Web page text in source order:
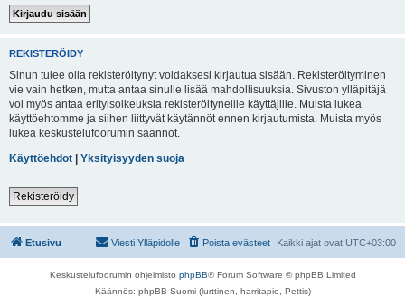
REKISTERÖIDY
Sinun tulee olla rekisteröitynyt voidaksesi kirjautua sisään. Rekisteröityminen
vie vain hetken, mutta antaa sinulle lisää mahdollisuuksia. Sivuston ylläpitäjä
voi myös antaa erityisoikeuksia rekisteröityneille käyttäjille. Muista lukea
käyttöehtomme ja siihen liittyvät käytännöt ennen kirjautumista. Muista myös
lukea keskustelufoorumin säännöt.
Käyttöehdot | Yksityisyyden suoja
Rekisteröidy
Etusivu Kaikki ajat ovat UTC+03:00
Poista evästeet
Viesti Ylläpidolle
Keskustelufoorumin ohjelmisto phpBB® Forum Software © phpBB Limited
Käännös: phpBB Suomi (lurttinen, harritapio, Pettis)